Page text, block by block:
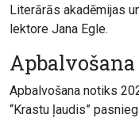
Literārās akadēmijas
lektore Jana Egle.
Apbalvošana
Apbalvošana notiks
“Krastu ļaudis”